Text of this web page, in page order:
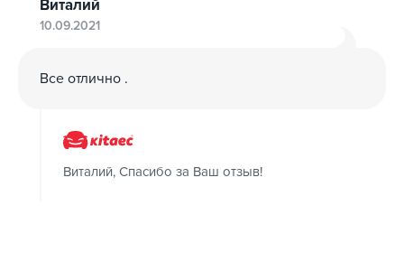
Виталий
10.09.2021
Все отлично .
Виталий, Спасибо за Ваш отзыв!